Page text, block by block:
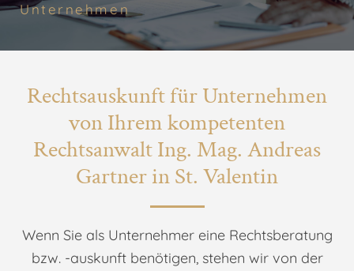
Unternehmen
Rechtsauskunft für Unternehmen
von Ihrem kompetenten
Rechtsanwalt Ing. Mag. Andreas
Gartner in St. Valentin
Wenn Sie als Unternehmer eine Rechtsberatung
bzw. -auskunft benötigen, stehen wir von der